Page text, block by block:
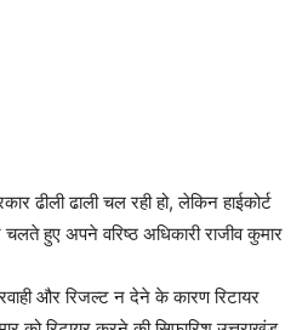
ढीली ढाली चल रही हो, लेकिन हाईकोर्ट
हुए अपने वरिष्ठ अधिकारी राजीव कुमार
और रिजल्ट न देने के कारण रिटायर